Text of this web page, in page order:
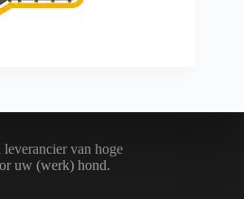
van hoge
uw (werk) hond.